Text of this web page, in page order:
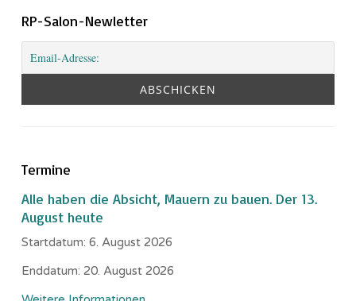
RP-Salon-Newletter
Termine
Alle haben die Absicht, Mauern zu bauen. Der 13.
August heute
Startdatum: 6. August 2026
Enddatum: 20. August 2026